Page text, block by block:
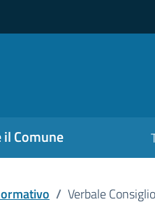
Comune
/ Verbale